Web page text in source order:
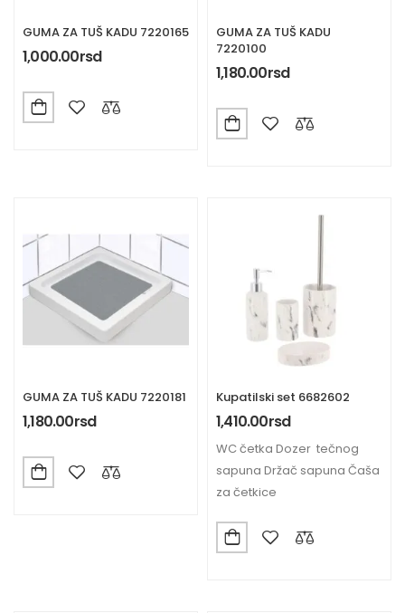
GUMA ZA TUŠ KADU 7220165
1,000.00rsd
GUMA ZA TUŠ KADU
7220100
1,180.00rsd
GUMA ZA TUŠ KADU 7220181
1,180.00rsd
Kupatilski set 6682602
1,410.00rsd
WC četka Dozer tečnog
sapuna Držač sapuna Čaša
za četkice